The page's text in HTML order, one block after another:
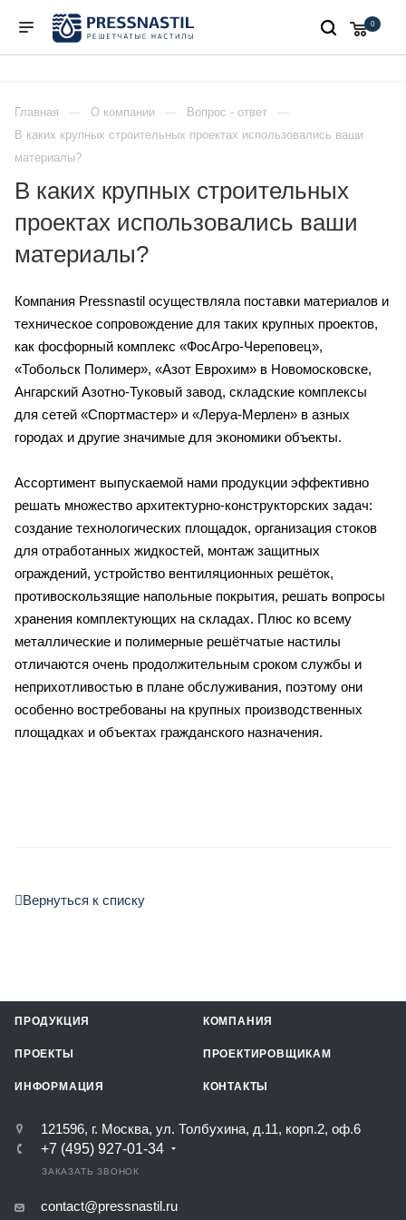
0
Главная О компании
Вопрос - ответ
В каких крупных строительных проектах использовались ваши
материалы?
В каких крупных строительных
проектах использовались ваши
материалы?
Компания Pressnastil осуществляла поставки материалов и
техническое сопровождение для таких крупных проектов,
как фосфорный комплекс «ФосАгро-Череповец»,
«Тобольск Полимер», «Азот Еврохим» в Новомосковске,
Ангарский Азотно-Туковый завод, складские комплексы
для сетей «Спортмастер» и «Леруа-Мерлен» в азных
городах и другие значимые для экономики объекты.
Ассортимент выпускаемой нами продукции эффективно
решать множество архитектурно-конструкторских задач:
создание технологических площадок, организация стоков
для отработанных жидкостей, монтаж защитных
ограждений, устройство вентиляционных решёток,
противоскользящие напольные покрытия, решать вопросы
хранения комплектующих на складах. Плюс ко всему
металлические и полимерные решётчатые настилы
отличаются очень продолжительным сроком службы и
неприхотливостью в плане обслуживания, поэтому они
особенно востребованы на крупных производственных
площадках и объектах гражданского назначения.
Вернуться к списку
ПРОДУКЦИЯ КОМПАНИЯ
ПРОЕКТЫ ПРОЕКТИРОВЩИКАМ
ИНФОРМАЦИЯ КОНТАКТЫ
121596, г. Москва, ул. Толбухина, д.11, корп.2, оф.6
+7 (495) 927-01-34
ЗАКАЗАТЬ ЗВОНОК
contact@pressnastil.ru